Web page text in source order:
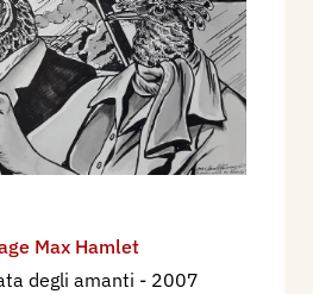
Max Hamlet
degli amanti - 2007